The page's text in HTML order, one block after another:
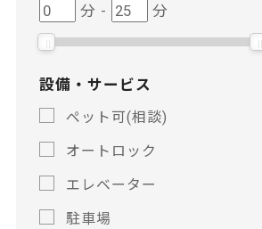
駅
徒
分 - 駅
徒
分
設備・サービス
ペット可(相談)
オートロック
エレベーター
駐車場